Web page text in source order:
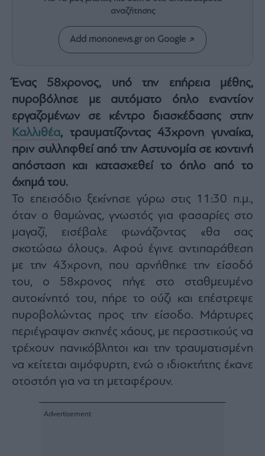
Les
Bons
Vivants
Auto
Life
&
Style
Υγεία
Architecture
&
Design
Fashion
&
Art
Watches
Yachts
Table
For
Two
Αγορές
αναζήτησης
Add mononews.gr on Google
Ένας 58χρονος, υπό την επήρεια μέθης,
πυροβόλησε με αυτόματο όπλο εναντίον
εργαζομένων σε κέντρο διασκέδασης στην
Καλλιθέα, τραυματίζοντας 43χρονη γυναίκα,
πριν συλληφθεί από την Αστυνομία σε κοντινή
απόσταση και κατασχεθεί το όπλο από το
όχημά του.
Το επεισόδιο ξεκίνησε γύρω στις 11:30 π.μ.,
όταν ο θαμώνας, γνωστός για φασαρίες στο
μαγαζί, εισέβαλε φωνάζοντας «θα σας
σκοτώσω όλους». Αφού έγινε αντιπαράθεση
με την 43χρονη, που αρνήθηκε την είσοδό
του, ο 58χρονος πήγε στο σταθμευμένο
αυτοκίνητό του, πήρε το ούζι και επέστρεψε
πυροβολώντας προς την είσοδο. Μάρτυρες
περιέγραψαν σκηνές χάους, με περαστικούς να
τρέχουν πανικόβλητοι και την τραυματισμένη
να κείτεται αιμόφυρτη, ενώ ο ιδιοκτήτης έκανε
οτοστόπ για να τη μεταφέρουν.